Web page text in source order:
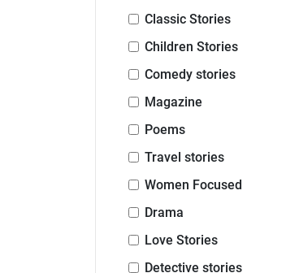
Classic Stories
Children Stories
Comedy stories
Magazine
Poems
Travel stories
Women Focused
Drama
Love Stories
Detective stories